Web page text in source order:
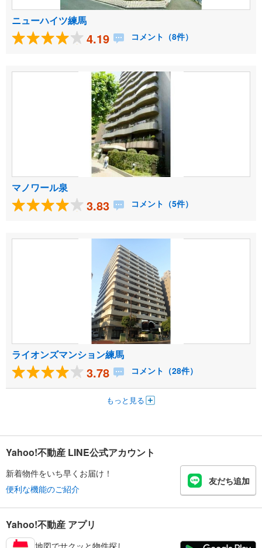
ニューハイツ練馬
4.19 コメント（8件）
マノワール泉
3.83 コメント（5件）
ライオンズマンション練馬
3.78 コメント（28件）
もっと見る
Yahoo!不動産 LINE公式アカウント
新着物件をいち早くお届け！
便利な機能のご紹介
友だち追加
Yahoo!不動産 アプリ